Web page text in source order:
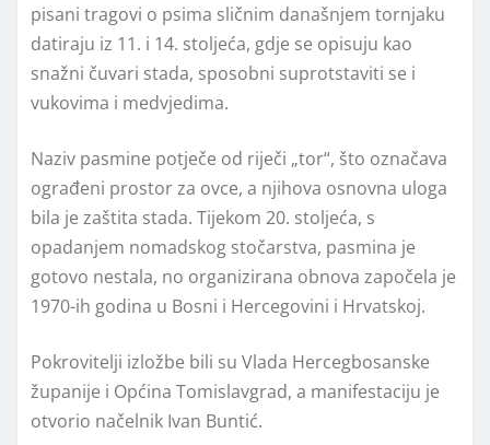
pisani tragovi o psima sličnim današnjem tornjaku
datiraju iz 11. i 14. stoljeća, gdje se opisuju kao
snažni čuvari stada, sposobni suprotstaviti se i
vukovima i medvjedima.
Naziv pasmine potječe od riječi „tor“, što označava
ograđeni prostor za ovce, a njihova osnovna uloga
bila je zaštita stada. Tijekom 20. stoljeća, s
opadanjem nomadskog stočarstva, pasmina je
gotovo nestala, no organizirana obnova započela je
1970-ih godina u Bosni i Hercegovini i Hrvatskoj.
Pokrovitelji izložbe bili su Vlada Hercegbosanske
županije i Općina Tomislavgrad, a manifestaciju je
otvorio načelnik Ivan Buntić.